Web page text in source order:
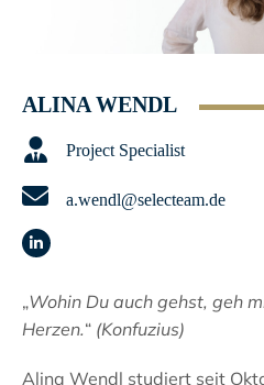
ALINA WENDL
Project Specialist
a.wendl@selecteam.de
Linkedin
„Wohin Du auch gehst, geh
Herzen.“ (Konfuzius)
Alina Wendl studiert seit